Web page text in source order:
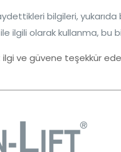
bilgileri,
ilgili olarak kullanma, bu
ve güvene teşekkür